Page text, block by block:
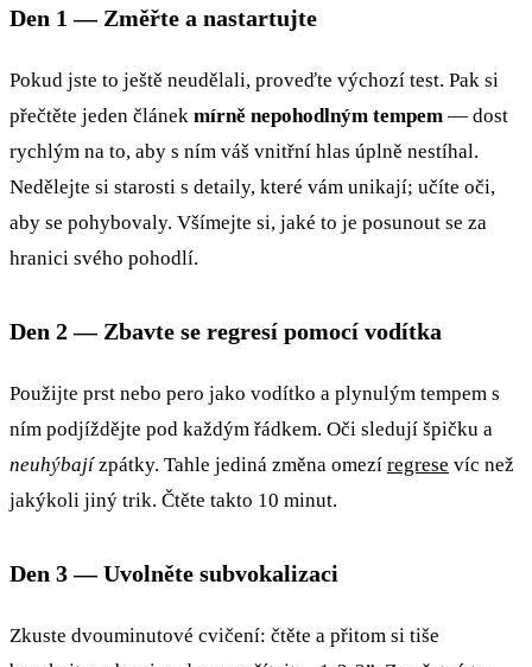
Den 1 — Změřte a nastartujte
Pokud jste to ještě neudělali, proveďte výchozí test. Pak si
přečtěte jeden článek mírně nepohodlným tempem — dost
rychlým na to, aby s ním váš vnitřní hlas úplně nestíhal.
Nedělejte si starosti s detaily, které vám unikají; učíte oči,
aby se pohybovaly. Všímejte si, jaké to je posunout se za
hranici svého pohodlí.
Den 2 — Zbavte se regresí pomocí vodítka
Použijte prst nebo pero jako vodítko a plynulým tempem s
ním podjíždějte pod každým řádkem. Oči sledují špičku a
neuhýbajízpátky. Tahle jediná změna omezí regrese víc než
jakýkoli jiný trik. Čtěte takto 10 minut.
Den 3 — Uvolněte subvokalizaci
Zkuste dvouminutové cvičení: čtěte a přitom si tiše